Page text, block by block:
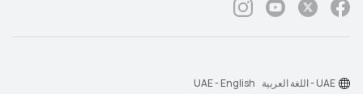
UAE - اللغة العربية UAE - English